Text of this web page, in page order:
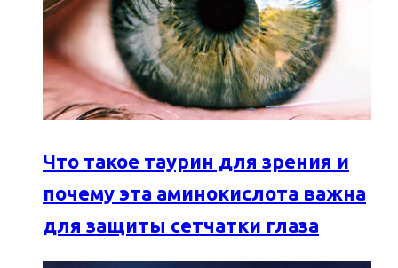
Что такое таурин для зрения и
почему эта аминокислота важна
для защиты сетчатки глаза